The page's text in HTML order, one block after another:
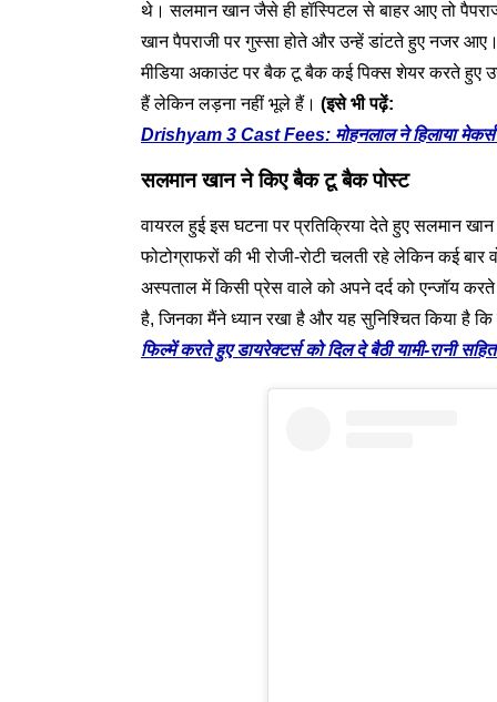
थे। सलमान खान जैसे ही हॉस्पिटल से बाहर आए तो
खान पैपराजी पर गुस्सा होते और उन्हें डांटते हुए नजर
मीडिया अकाउंट पर बैक टू बैक कई पिक्स शेयर करते हुए
हैं लेकिन लड़ना नहीं भूले हैं। (इसे भी पढ़ें:
Drishyam 3 Cast Fees: मोहनलाल ने हिलाया मेकर्स
सलमान खान ने किए बैक टू बैक पोस्ट
वायरल हुई इस घटना पर प्रतिक्रिया देते हुए सलमान
फोटोग्राफरों की भी रोजी-रोटी चलती रहे लेकिन कई
अस्पताल में किसी प्रेस वाले को अपने दर्द को एन्जॉय
है, जिनका मैंने ध्यान रखा है और यह सुनिश्चित किया है
फिल्में करते हुए डायरेक्टर्स को दिल दे बैठी यामी-रानी